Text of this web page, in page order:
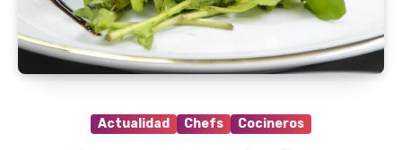
Actualidad Chefs Cocineros